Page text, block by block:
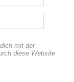
mit der
diese Website